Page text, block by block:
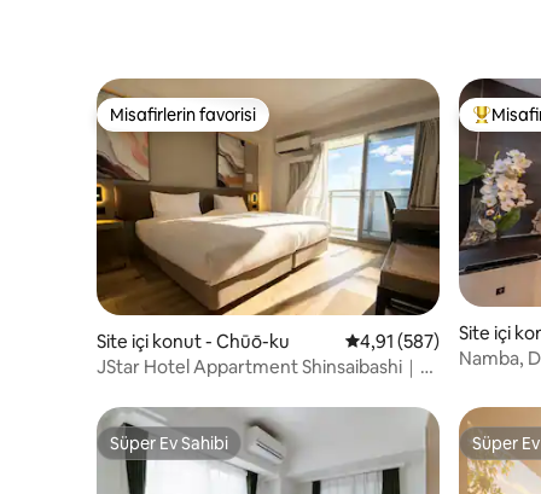
Misafirlerin favorisi
Misafirlerin favorisi
Site içi konut - Chūō-ku 5 üzerinden ortalama
4,91 (587)
JStar Hotel Appartment Shinsaibashi｜
Site içi
Namba,
&
bir ev
Süper Ev Sahibi
Süper Ev Sahibi Süper
Süper